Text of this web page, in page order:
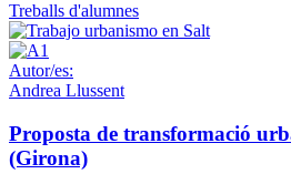
Treballs d'alumnes
Autor/es:
Andrea Llussent
Proposta de transformació
(Girona)